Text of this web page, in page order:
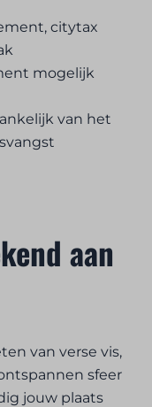
citytax
mogelijk
van het
aan
van verse vis,
sfeer
jouw plaats